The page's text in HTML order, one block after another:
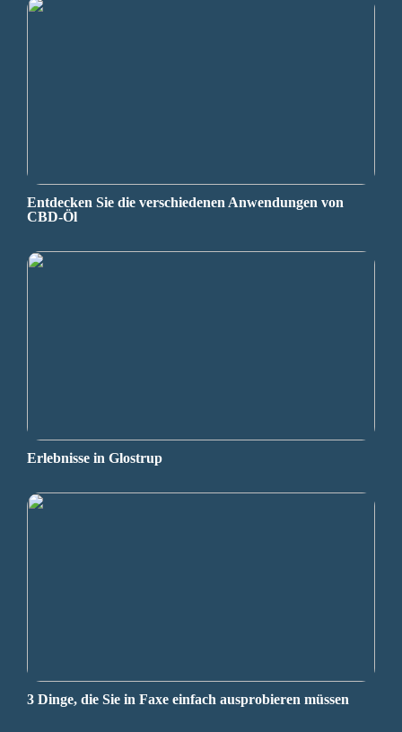
Entdecken Sie die verschiedenen Anwendungen von
CBD-Öl
Erlebnisse in Glostrup
3 Dinge, die Sie in Faxe einfach ausprobieren müssen